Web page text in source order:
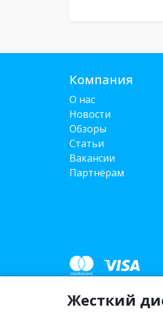
Жесткий
Компания
О нас
Новости
Обзоры
Статьи
Вакансии
Партнёрам